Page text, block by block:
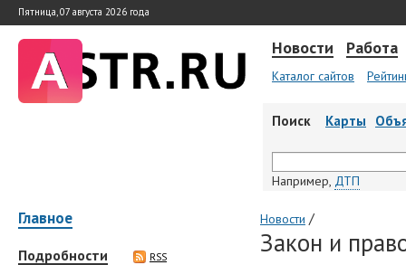
Пятница, 07 августа 2026 года
Новости Работа
Каталог сайтов
Поиск Карты
Например, ДТП
Главное
Подробности RSS
Новости /
Закон и